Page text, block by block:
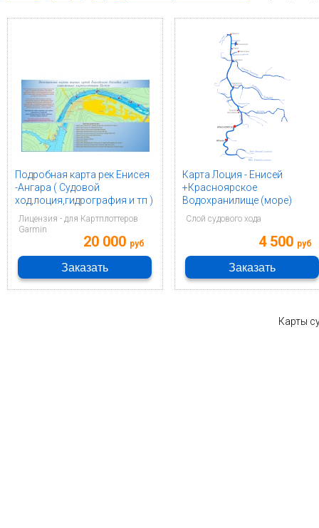
Подробная карта рек Енисея
-Ангара ( Судовой
ход,лоция,гидрография и тп )
Лицензия - для Картплоттеров
Garmin
20 000 руб
Заказать
Карта Лоция - Енисей
+Красноярское
Водохранилище (море)
Слой судового хода
4 500 руб
Заказать
Карты